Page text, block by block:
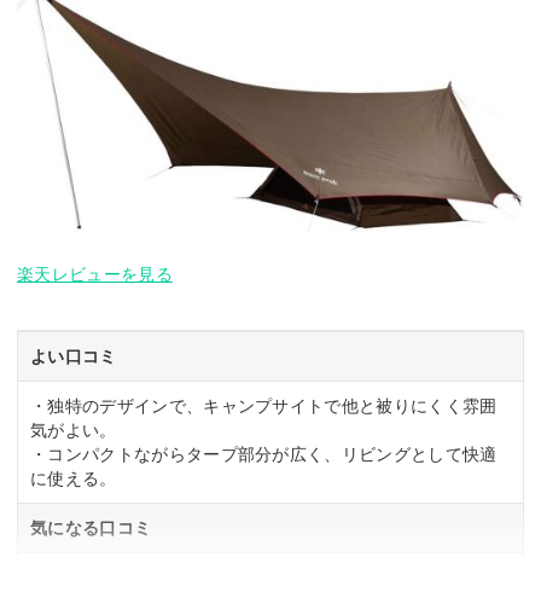
楽天レビューを見る
よい口コミ
・独特のデザインで、キャンプサイトで他と被りにくく雰囲
気がよい。
・コンパクトながらタープ部分が広く、リビングとして快適
に使える。
気になる口コミ